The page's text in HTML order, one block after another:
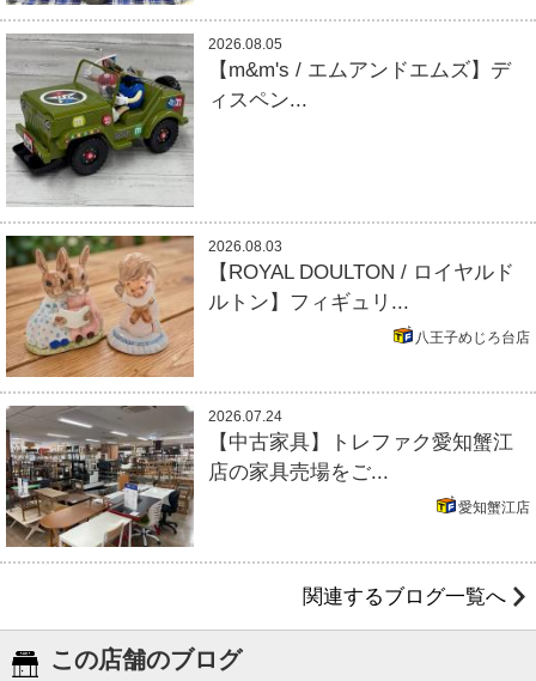
2026.08.05
【m&m's / エムアンドエムズ】デ
ィスペン...
2026.08.03
【ROYAL DOULTON / ロイヤルド
ルトン】フィギュリ...
八王子めじろ台店
2026.07.24
【中古家具】トレファク愛知蟹江
店の家具売場をご...
愛知蟹江店
関連するブログ一覧へ
この店舗のブログ